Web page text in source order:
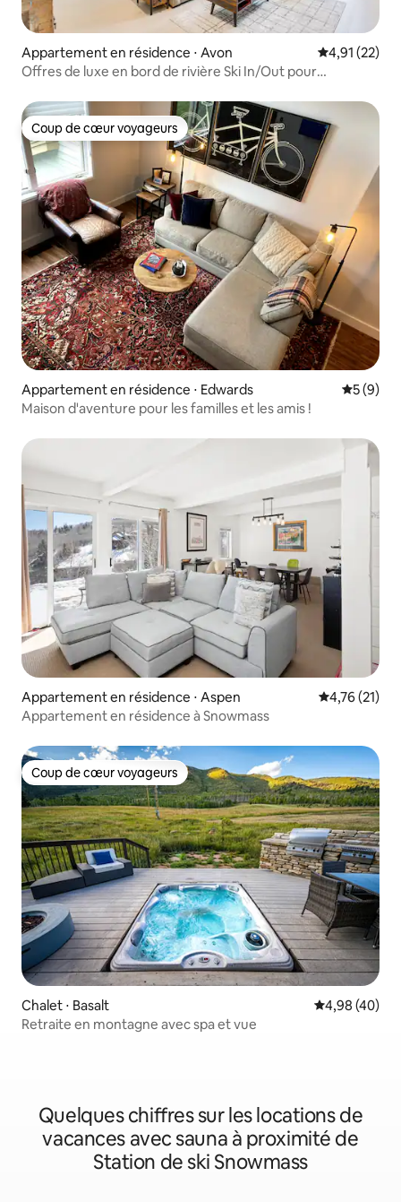
Appartement en résidence ⋅ Avon Évaluation
4,91 (22)
Offres de luxe en bord de rivière Ski In/Out pour
Coup de cœur voyageurs
Coup de cœur voyageurs
Appartement en résidence ⋅ Edwards
5 (9)
Maison d'aventure pour les familles et les amis !
Appartement en résidence ⋅ Aspen Évaluation
4,76 (21)
Appartement en résidence à Snowmass
Coup de cœur voyageurs
Coup de cœur voyageurs
Chalet ⋅ Basalt Évaluation
4,98 (40)
Retraite en montagne avec spa et vue
Quelques chiffres sur les locations de
vacances avec sauna à proximité de
Station de ski Snowmass